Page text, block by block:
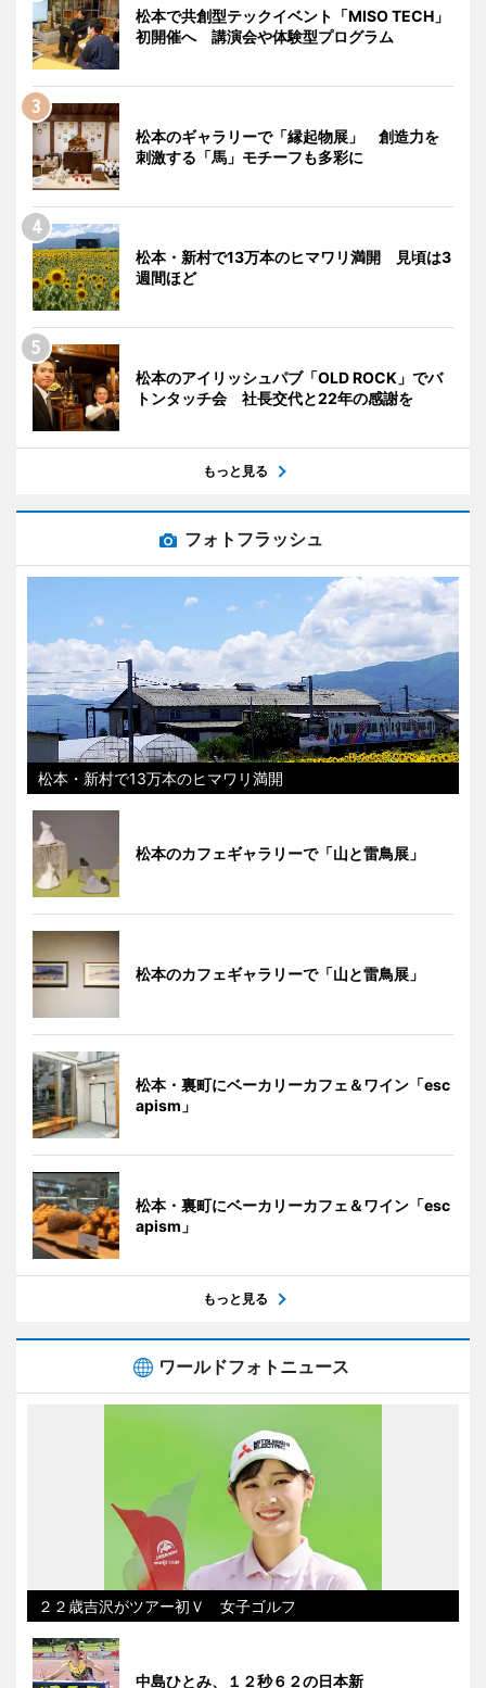
松本で共創型テックイベント「MISO TECH」
初開催へ 講演会や体験型プログラム
松本のギャラリーで「縁起物展」 創造力を
刺激する「馬」モチーフも多彩に
松本・新村で13万本のヒマワリ満開 見頃は3
週間ほど
松本のアイリッシュパブ「OLD ROCK」でバ
トンタッチ会 社長交代と22年の感謝を
もっと見る
フォトフラッシュ
松本・新村で13万本のヒマワリ満開
松本のカフェギャラリーで「山と雷鳥展」
松本のカフェギャラリーで「山と雷鳥展」
松本・裏町にベーカリーカフェ＆ワイン「esc
apism」
松本・裏町にベーカリーカフェ＆ワイン「esc
apism」
もっと見る
ワールドフォトニュース
２２歳吉沢がツアー初Ｖ 女子ゴルフ
中島ひとみ、１２秒６２の日本新